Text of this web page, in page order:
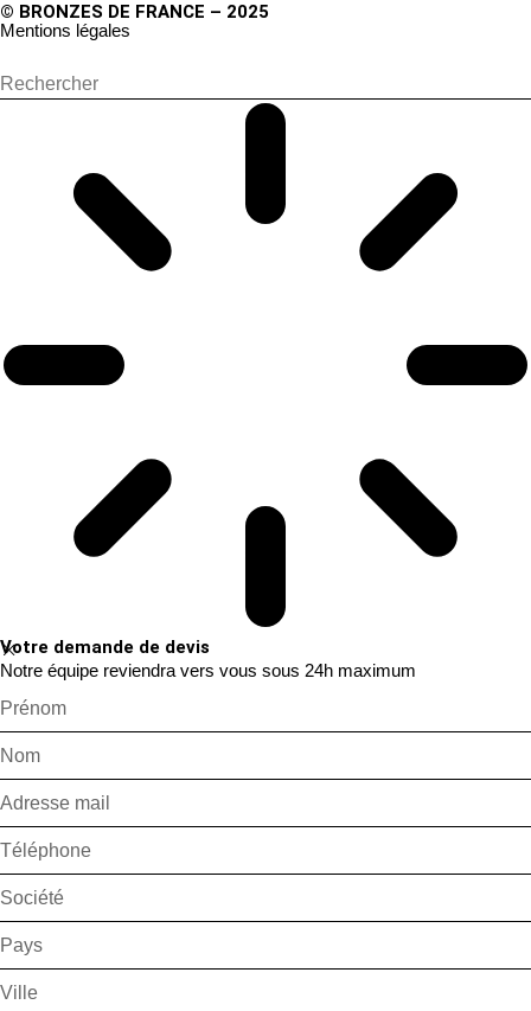
© BRONZES DE FRANCE – 2025
Mentions légales
Votre demande de devis
Notre équipe reviendra vers vous sous 24h maximum